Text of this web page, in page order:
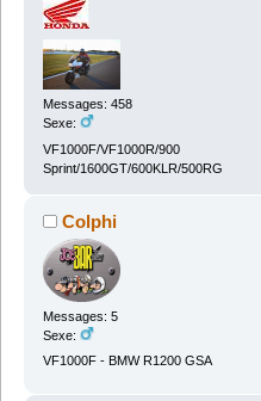
Messages: 458
Sexe:
VF1000F/VF1000R/900
Sprint/1600GT/600KLR/500RG
Colphi
Messages: 5
Sexe:
VF1000F - BMW R1200 GSA